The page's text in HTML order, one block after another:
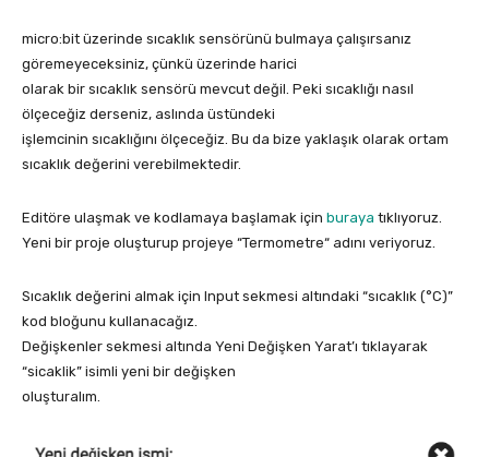
micro:bit üzerinde sıcaklık sensörünü bulmaya çalışırsanız
göremeyeceksiniz, çünkü üzerinde harici
olarak bir sıcaklık sensörü mevcut değil. Peki sıcaklığı nasıl
ölçeceğiz derseniz, aslında üstündeki
işlemcinin sıcaklığını ölçeceğiz. Bu da bize yaklaşık olarak ortam
sıcaklık değerini verebilmektedir.
Editöre ulaşmak ve kodlamaya başlamak için buraya tıklıyoruz.
Yeni bir proje oluşturup projeye “Termometre“ adını veriyoruz.
Sıcaklık değerini almak için Input sekmesi altındaki “sıcaklık (°C)”
kod bloğunu kullanacağız.
Değişkenler sekmesi altında Yeni Değişken Yarat’ı tıklayarak
“sicaklik” isimli yeni bir değişken
oluşturalım.